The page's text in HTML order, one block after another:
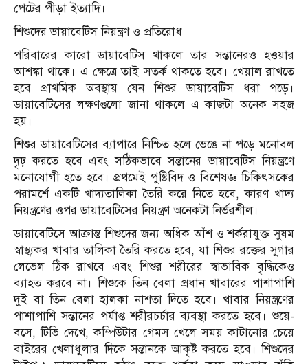
পেটের পীড়া ইত্যাদি।
শিশুদের ডায়াবেটিস নিয়ন্ত্রণ ও প্রতিরোধ
পরিবারের কারো ডায়াবেটিস থাকলে তার সন্তানেরও হওয়ার
আশঙ্কা থাকে। এ ক্ষেত্রে তাই সতর্ক থাকতে হবে। খেয়াল রাখতে
হবে প্রাথমিক অবস্থায় যেন শিশুর ডায়াবেটিস ধরা পড়ে।
ডায়াবেটিসের লক্ষণগুলো জানা থাকলে এ কাজটা অনেক সহজ
হয়।
শিশুর ডায়াবেটিসের ব্যাপারে নিশ্চিত হলে ভেঙে না পড়ে মনোবল
দৃঢ় করতে হবে এবং সঠিকভাবে সন্তানের ডায়াবেটিস নিয়ন্ত্রণে
মনোযোগী হতে হবে। প্রথমেই পুষ্টিবিদ ও বিশেষজ্ঞ চিকিৎসকের
পরামর্শে একটি খাদ্যতালিকা তৈরি করে নিতে হবে, কারণ খাদ্য
নিয়ন্ত্রণের ওপর ডায়াবেটিসের নিয়ন্ত্রণ অনেকটা নির্ভরশীল।
ডায়াবেটিসে আক্রান্ত শিশুদের জন্য অধিক আঁশ ও শর্করাযুক্ত সুষম
স্বাস্থ্যকর খাবার তালিকা তৈরি করতে হবে, যা শিশুর রক্তের সুগার
লেভেল ঠিক রাখবে এবং শিশুর শরীরের স্বাভাবিক বৃদ্ধিকেও
ব্যাহত করবে না। শিশুকে তিন বেলা প্রধান খাবারের পাশাপাশি
দুই বা তিন বেলা হালকা নাশতা দিতে হবে। খাবার নিয়ন্ত্রণের
পাশাপাশি সন্তানের পর্যাপ্ত শরীরচর্চার ব্যবস্থা করতে হবে। শুয়ে-
বসে, টিভি দেখে, কম্পিউটার গেমস খেলে সময় কাটানোর চেয়ে
বাইরের খেলাধুলার দিকে সন্তানকে আকৃষ্ট করতে হবে। শিশুদের